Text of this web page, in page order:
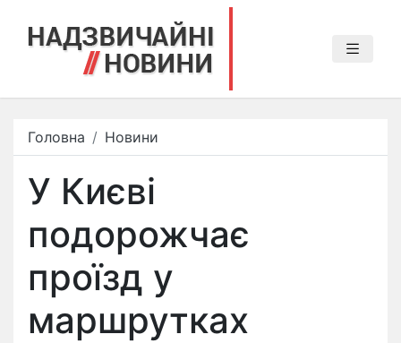
Головна Новини
У Києві
подорожчає
проїзд у
маршрутках